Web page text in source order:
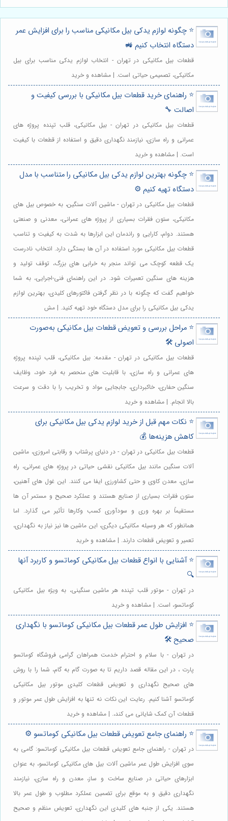
⭐️ چگونه لوازم یدکی بیل مکانیکی مناسب را برای افزایش عمر
دستگاه انتخاب کنیم 🚜
قطعات بیل مکانیکی در تهران - انتخاب لوازم یدکی مناسب برای بیل
مکانیکی، تصمیمی حیاتی است. | مشاهده و خرید
⭐️ راهنمای خرید قطعات بیل مکانیکی با بررسی کیفیت و
اصالت 🔧
قطعات بیل مکانیکی در تهران - بیل مکانیکی، قلب تپنده پروژه های
عمرانی و راه سازی، نیازمند نگهداری دقیق و استفاده از قطعات با کیفیت
است. | مشاهده و خرید
⭐️ چگونه بهترین لوازم یدکی بیل مکانیکی را متناسب با مدل
دستگاه تهیه کنیم ⚙️
قطعات بیل مکانیکی در تهران - ماشین آلات سنگین، به خصوص بیل های
مکانیکی، ستون فقرات بسیاری از پروژه های عمرانی، معدنی و صنعتی
هستند. دوام، کارایی و راندمان این ابزارها به شدت به کیفیت و تناسب
قطعات بیل مکانیکی مورد استفاده در آن ها بستگی دارد. انتخاب نادرست
یک قطعه کوچک می تواند منجر به خرابی های بزرگ، توقف تولید و
هزینه های سنگین تعمیرات شود. در این راهنمای فنی-اجرایی، به شما
خواهیم گفت که چگونه با در نظر گرفتن فاکتورهای کلیدی، بهترین لوازم
یدکی بیل مکانیکی را برای مدل دستگاه خود تهیه کنید. | مش
⭐️ مراحل بررسی و تعویض قطعات بیل مکانیکی به‌صورت
اصولی 🛠️
قطعات بیل مکانیکی در تهران - مقدمه: بیل مکانیکی، قلب تپنده پروژه
های عمرانی و راه سازی، با قابلیت های منحصر به فرد خود، وظایف
سنگین حفاری، خاکبرداری، جابجایی مواد و تخریب را با دقت و سرعت
بالا انجام. | مشاهده و خرید
⭐️ نکات مهم قبل از خرید لوازم یدکی بیل مکانیکی برای
کاهش هزینه‌ها 💰
قطعات بیل مکانیکی در تهران - در دنیای پرشتاب و رقابتی امروزی، ماشین
آلات سنگین مانند بیل مکانیکی نقشی حیاتی در پروژه های عمرانی، راه
سازی، معدن کاوی و حتی کشاورزی ایفا می کنند. این غول های آهنین،
ستون فقرات بسیاری از صنایع هستند و عملکرد صحیح و مستمر آن ها
مستقیماً بر بهره وری و سودآوری کسب وکارها تأثیر می گذارد. اما
همانطور که هر وسیله مکانیکی دیگری، این ماشین ها نیز نیاز به نگهداری،
تعمیر و تعویض قطعات دارند. | مشاهده و خرید
⭐️ آشنایی با انواع قطعات بیل مکانیکی کوماتسو و کاربرد آنها
🔍
در تهران - موتور قلب تپنده هر ماشین سنگینی، به ویژه بیل مکانیکی
کوماتسو، است. | مشاهده و خرید
⭐️ افزایش طول عمر قطعات بیل مکانیکی کوماتسو با نگهداری
صحیح 🛠️
در تهران - با سلام و احترام خدمت همراهان گرامی فروشگاه کوماتسو
پارت ، در این مقاله قصد داریم تا به صورت گام به گام، شما را با روش
های صحیح نگهداری و تعویض قطعات کلیدی موتور بیل مکانیکی
کوماتسو آشنا کنیم. رعایت این نکات نه تنها به افزایش طول عمر موتور و
قطعات آن کمک شایانی می کند،. | مشاهده و خرید
⭐️ راهنمای جامع تعویض قطعات بیل مکانیکی کوماتسو ⚙️
در تهران - راهنمای جامع تعویض قطعات بیل مکانیکی کوماتسو: گامی به
سوی افزایش طول عمر ماشین آلات بیل های مکانیکی کوماتسو، به عنوان
ابزارهای حیاتی در صنایع ساخت و ساز، معدن و راه سازی، نیازمند
نگهداری دقیق و به موقع برای تضمین عملکرد مطلوب و طول عمر بالا
هستند. یکی از جنبه های کلیدی این نگهداری، تعویض منظم و صحیح